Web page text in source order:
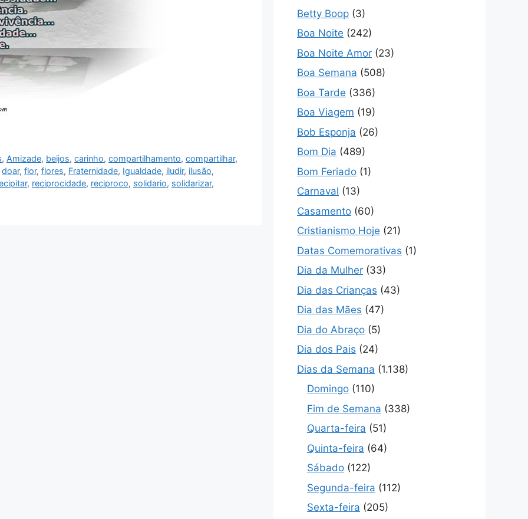
,Amizade, beijos,carinho,compartilhamento,compartilhar,
doar, flor, flores, Fraternidade, Igualdade, iludir, ilusão,
, reciprocidade, reciproco, solidario, solidarizar,
Betty Boop (3)
Boa Noite (242)
Boa Noite Amor (23)
Boa Semana (508)
Boa Tarde (336)
Boa Viagem (19)
Bob Esponja (26)
Bom Dia (489)
Bom Feriado (1)
Carnaval (13)
Casamento (60)
Cristianismo Hoje (21)
Datas Comemorativas (1)
Dia da Mulher (33)
Dia das Crianças (43)
Dia das Mães (47)
Dia do Abraço (5)
Dia dos Pais (24)
Dias da Semana (1.138)
Domingo (110)
Fim de Semana (338)
Quarta-feira (51)
Quinta-feira (64)
Sábado (122)
Segunda-feira (112)
Sexta-feira (205)